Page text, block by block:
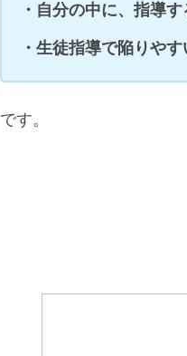
・自分の中に、指導
・生徒指導で陥りや
です。